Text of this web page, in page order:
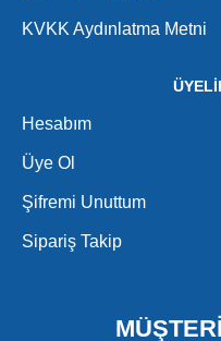
KVKK Aydınlatma Metni
Hesabım
Üye Ol
Şifremi Unuttum
Sipariş Takip